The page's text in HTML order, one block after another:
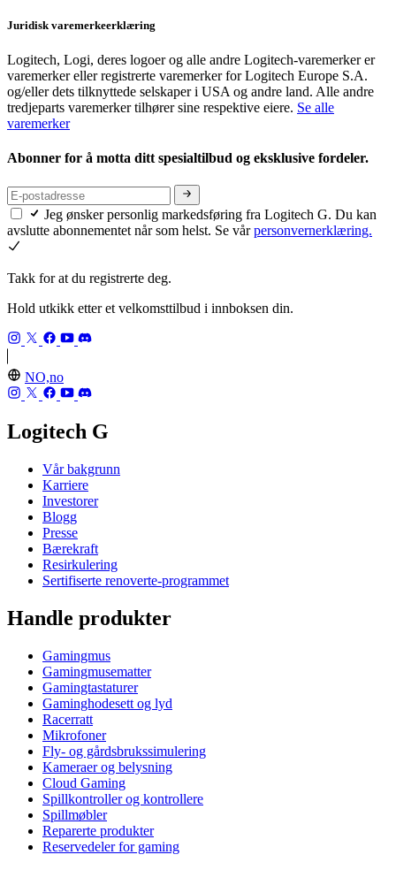
Juridisk varemerkeerklæring
Logitech, Logi, deres logoer og alle andre Logitech-varemerker er
varemerker eller registrerte varemerker for Logitech Europe S.A.
og/eller dets tilknyttede selskaper i USA og andre land. Alle andre
tredjeparts varemerker tilhører sine respektive eiere. Se alle
varemerker
Abonner for å motta ditt spesialtilbud og eksklusive fordeler.
Jeg ønsker personlig markedsføring fra Logitech G. Du kan
avslutte abonnementet når som helst. Se vårpersonvernerklæring.
Takk for at du registrerte deg.
Hold utkikk etter et velkomsttilbud i innboksen din.
NO,no
Logitech G
Vår bakgrunn
Karriere
Investorer
Blogg
Presse
Bærekraft
Resirkulering
Sertifiserte renoverte-programmet
Handle produkter
Gamingmus
Gamingmusematter
Gamingtastaturer
Gaminghodesett og lyd
Racerratt
Mikrofoner
Fly- og gårdsbrukssimulering
Kameraer og belysning
Cloud Gaming
Spillkontroller og kontrollere
Spillmøbler
Reparerte produkter
Reservedeler for gaming